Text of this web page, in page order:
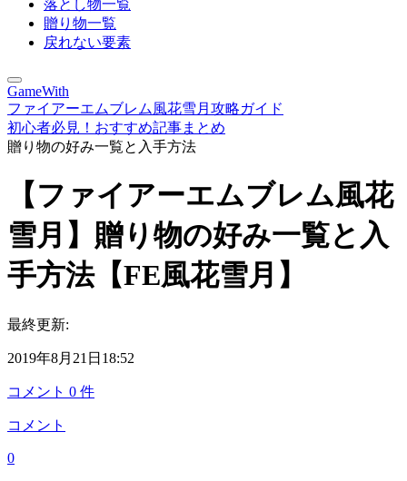
落とし物一覧
贈り物一覧
戻れない要素
GameWith
ファイアーエムブレム風花雪月攻略ガイド
初心者必見！おすすめ記事まとめ
贈り物の好み一覧と入手方法
【ファイアーエムブレム風花
雪月】贈り物の好み一覧と入
手方法【FE風花雪月】
最終更新:
2019年8月21日18:52
コメント 0 件
コメント
0